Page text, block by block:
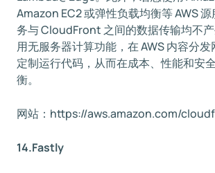
Amazon EC2 或弹性负载均衡等 AWS
务与 CloudFront 之间的数据传输均不
用无服务器计算功能，在 AWS 内容分
定制运行代码，从而在成本、性能和安
衡。
网站：https://aws.amazon.com/
14.Fastly